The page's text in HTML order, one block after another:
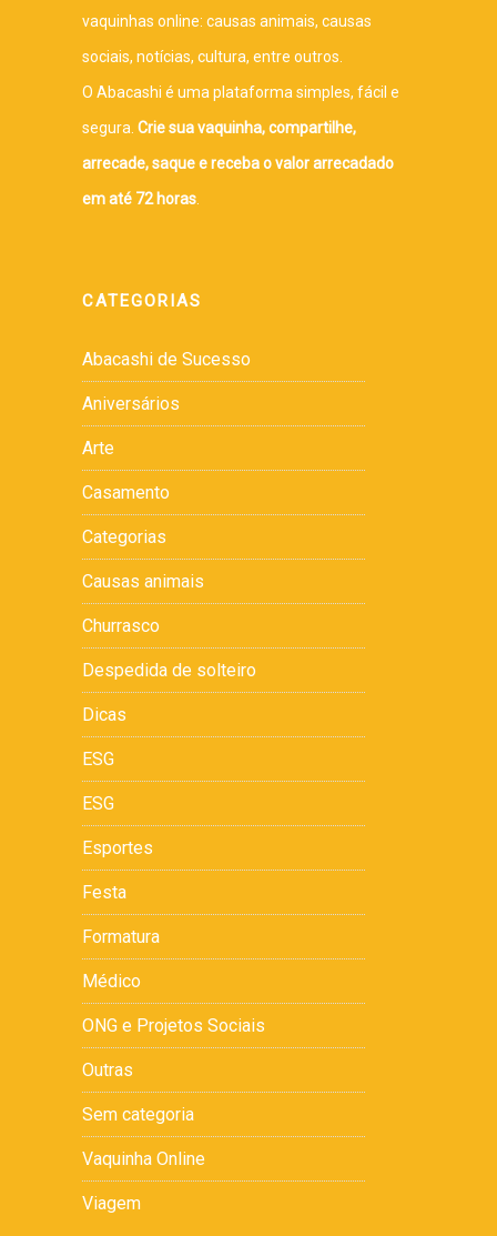
vaquinhas online: causas animais, causas
sociais, notícias, cultura, entre outros.
O Abacashi é uma plataforma simples, fácil e
segura. Crie sua vaquinha, compartilhe,
arrecade, saque e receba o valor arrecadado
em até 72 horas
CATEGORIAS
Abacashi de Sucesso
Aniversários
Arte
Casamento
Categorias
Causas animais
Churrasco
Despedida de solteiro
Dicas
ESG
ESG
Esportes
Festa
Formatura
Médico
ONG e Projetos Sociais
Outras
Sem categoria
Vaquinha Online
Viagem